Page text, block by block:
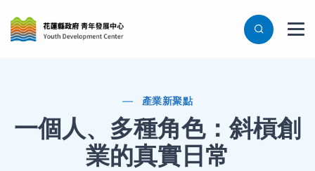
產業新聚點
一個人、多種角色：斜槓創
業的真實日常